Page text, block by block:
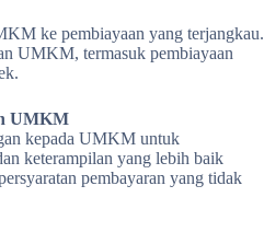
ke pembiayaan yang terjangkau.
UMKM, termasuk pembiayaan
UMKM
kepada UMKM untuk
keterampilan yang lebih baik
pembayaran yang tidak